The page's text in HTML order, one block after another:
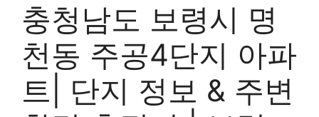
충청남도 보령시 명
천동 주공4단지 아파
트| 단지 정보 & 주변